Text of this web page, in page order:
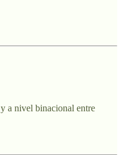
a nivel binacional entre